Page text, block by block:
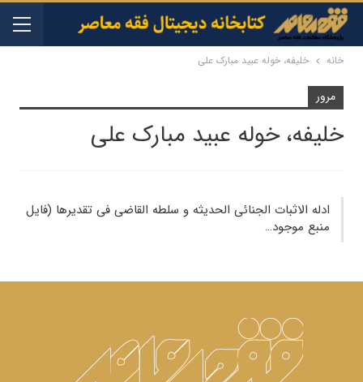
خانه خلیفه، خوله عبید مبارک علی
مرور
خلیفه، خوله عبید مبارک علی
ادله الاثبات الجنائی الحدیثه و سلطه القاضی فی تقدیرها (فایل
منبع موجود…